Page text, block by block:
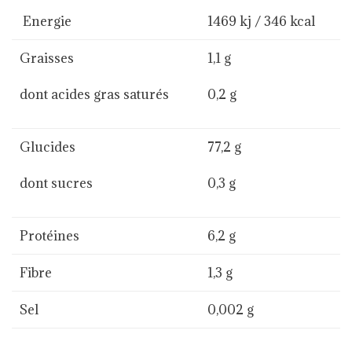
Energie 1469 kj / 346 kcal
Graisses
dont acides gras saturés
1,1 g
0,2 g
Glucides
dont sucres
77,2 g
0,3 g
Protéines 6,2 g
Fibre 1,3 g
Sel 0,002 g